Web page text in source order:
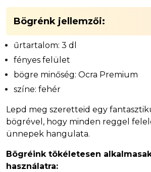
Bögrénk jellemzői:
űrtartalom: 3 dl
fényes felület
bögre minőség: Ocra Premium
színe: fehér
Lepd meg szeretteid egy
bögrével, hogy minden reggel
ünnepek hangulata.
Bögréink tökéletesen
használatra: